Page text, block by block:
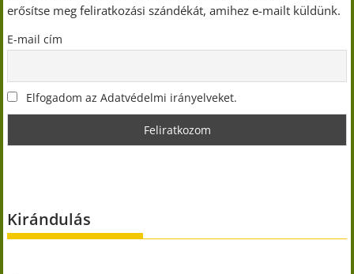
erősítse meg feliratkozási szándékát, amihez e-mailt küldünk.
E-mail cím
Elfogadom az Adatvédelmi irányelveket.
Kirándulás